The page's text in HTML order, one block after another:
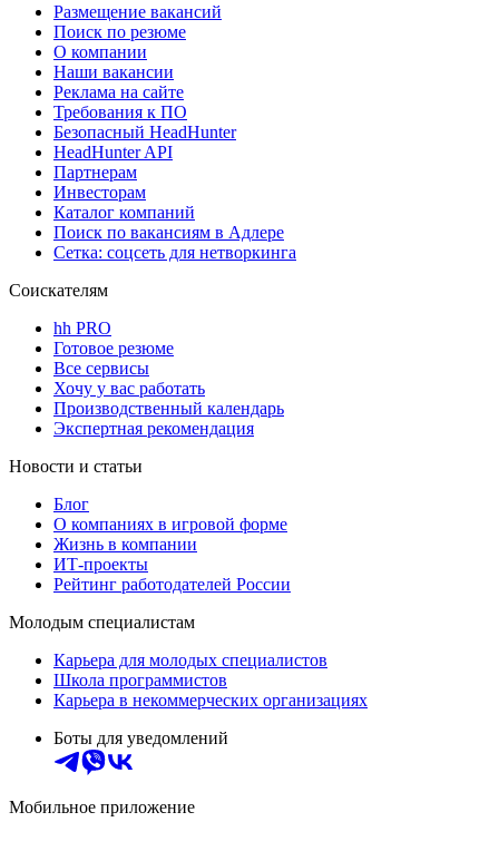
Размещение вакансий
Поиск по резюме
О компании
Наши вакансии
Реклама на сайте
Требования к ПО
Безопасный HeadHunter
HeadHunter API
Партнерам
Инвесторам
Каталог компаний
Поиск по вакансиям в Адлере
Сетка: соцсеть для нетворкинга
Соискателям
hh PRO
Готовое резюме
Все сервисы
Хочу у вас работать
Производственный календарь
Экспертная рекомендация
Новости и статьи
Блог
О компаниях в игровой форме
Жизнь в компании
ИТ-проекты
Рейтинг работодателей России
Молодым специалистам
Карьера для молодых специалистов
Школа программистов
Карьера в некоммерческих организациях
Боты для уведомлений
Мобильное приложение